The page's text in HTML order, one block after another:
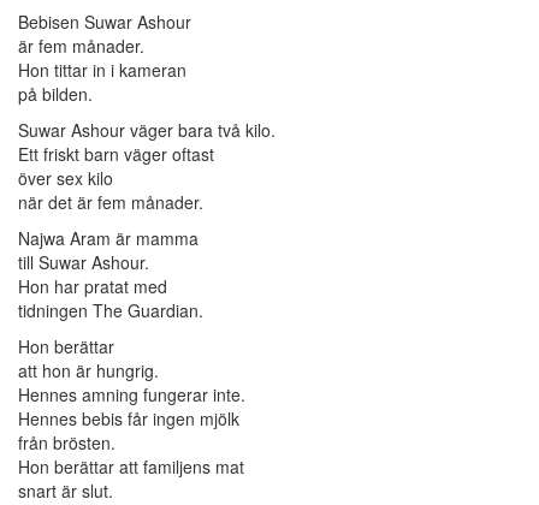
Bebisen Suwar Ashour
är fem månader.
Hon tittar in i kameran
på bilden.
Suwar Ashour väger bara två kilo.
Ett friskt barn väger oftast
över sex kilo
när det är fem månader.
Najwa Aram är mamma
till Suwar Ashour.
Hon har pratat med
tidningen The Guardian.
Hon berättar
att hon är hungrig.
Hennes amning fungerar inte.
Hennes bebis får ingen mjölk
från brösten.
Hon berättar att familjens mat
snart är slut.